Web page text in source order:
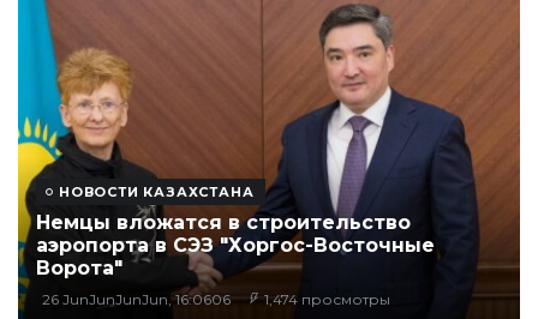
НОВОСТИ КАЗАХСТАНА
Немцы вложатся в строительство
аэропорта в СЭЗ "Хоргос-Восточные
Ворота"
26 JunJunJunJun, 16:0606 1,474 просмотры